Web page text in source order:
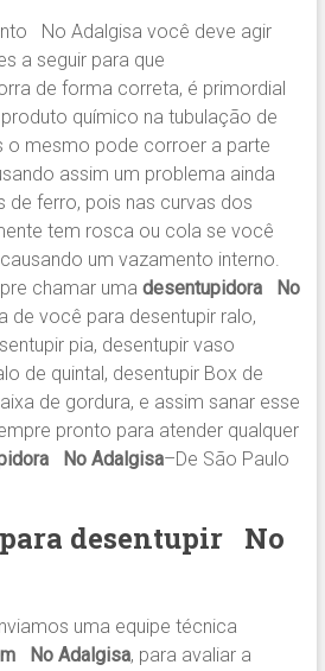
No Adalgisa você deve agir
a seguir para que
de forma correta, é primordial
químico na tubulação de
o mesmo pode corroer a parte
assim um problema ainda
de ferro, pois nas curvas dos
tem rosca ou cola se você
um vazamento interno.
chamar uma desentupidora No
de você para desentupir ralo,
pia, desentupir vaso
de quintal, desentupir Box de
de gordura, e assim sanar esse
pronto para atender qualquer
No Adalgisa–De São Paulo
desentupir
No
uma equipe técnica
No Adalgisa, para avaliar a